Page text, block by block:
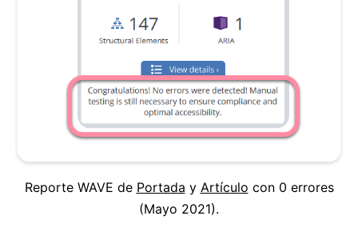
Reporte WAVE de Portada y Artículo con 0 errores
(Mayo 2021).